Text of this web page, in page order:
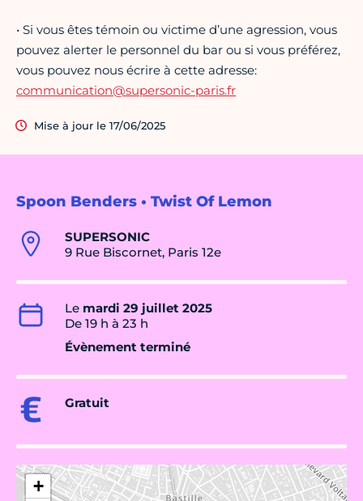
Spoon Benders • Twist Of Lemon
SUPERSONIC
9 Rue Biscornet, Paris 12e
Le mardi 29 juillet 2025
De 19 h à 23 h
Évènement terminé
Gratuit
+
• Si vous êtes témoin ou victime d’une agression, vous
pouvez alerter le personnel du bar ou si vous préférez,
vous pouvez nous écrire à cette adresse:
communication@supersonic-paris.fr
Mise à jour le 17/06/2025